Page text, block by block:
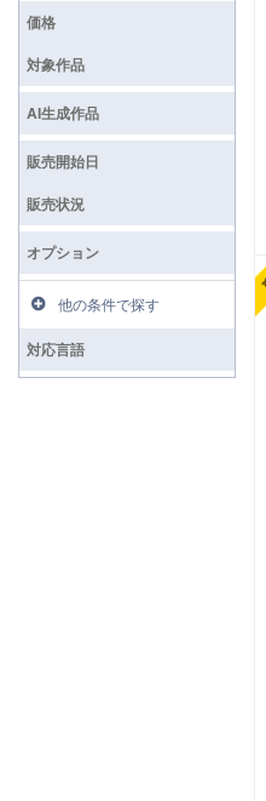
価格
対象作品
AI生成作品
販売開始日
販売状況
オプション
他の条件で探す
対応言語